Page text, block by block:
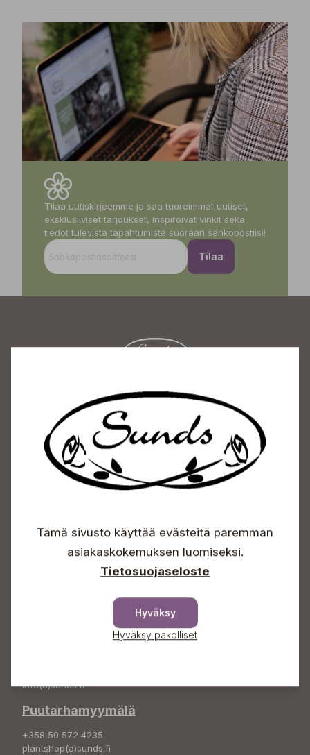
Tilaa uutiskirjeemme ja saa tuoreimmat uutiset,
eksklusiiviset tarjoukset, inspiroivat vinkit sekä
tiedot tulevista tapahtumista suoraan sähköpostiisi!
Tilaa
Sundin Puutarhakeskus
Avoinna
Arkisin 09-18
Lauantaisin 09-16
Sunnuntaisin Itsepalvelu
+358 50 388 9592
info(a)sunds.fi
info(a)sunds.fi
Puutarhamyymälä
+358 50 572 4235
plantshop(a)sunds.fi
Tämä sivusto käyttää evästeitä paremman
asiakaskokemuksen luomiseksi.
Tietosuojaseloste
Hyväksy
Hyväksy pakolliset